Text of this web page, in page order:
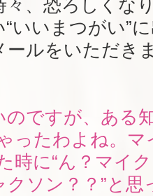
々、恐ろしくな
いいまつがい”
ールをいただき
のですが、ある
ったわよね。
時に“ん？マイ
クソン？？”と思